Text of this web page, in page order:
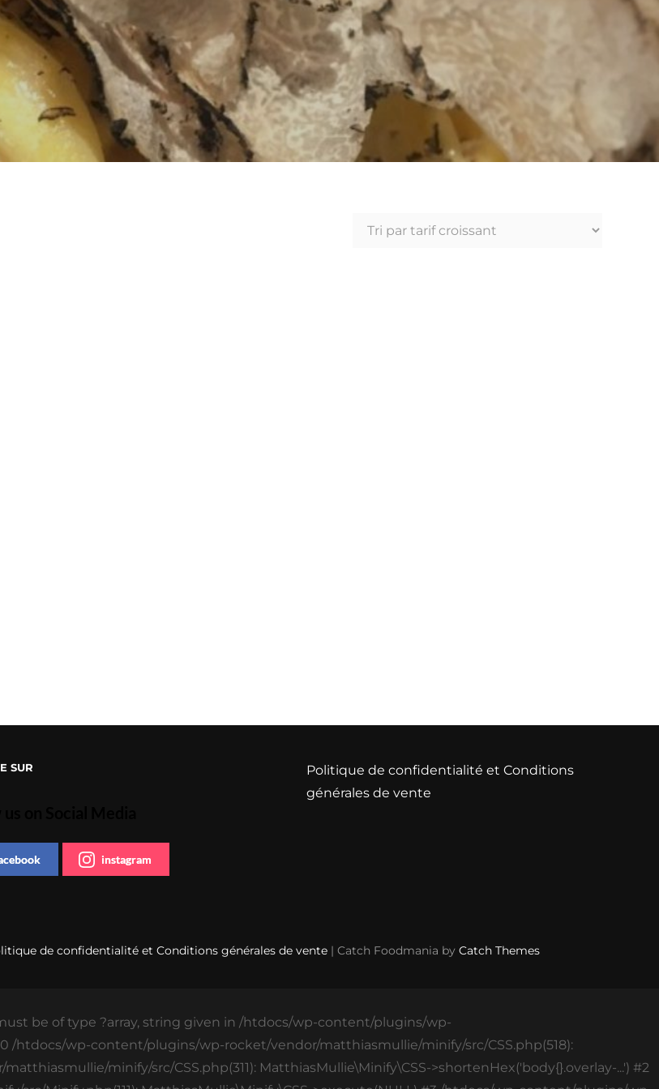
SUR
instagram
Politique de confidentialité et Conditions
générales de vente
de confidentialité et Conditions générales de vente| Catch Foodmania by Catch Themes
be of type ?array, string given in /htdocs/wp-content/plugins/wp-
/htdocs/wp-content/plugins/wp-rocket/vendor/matthiasmullie/minify/src/CSS.php(518):
minify/src/CSS.php(311): MatthiasMullie\Minify\CSS->shortenHex('body{}.overlay-...') #2